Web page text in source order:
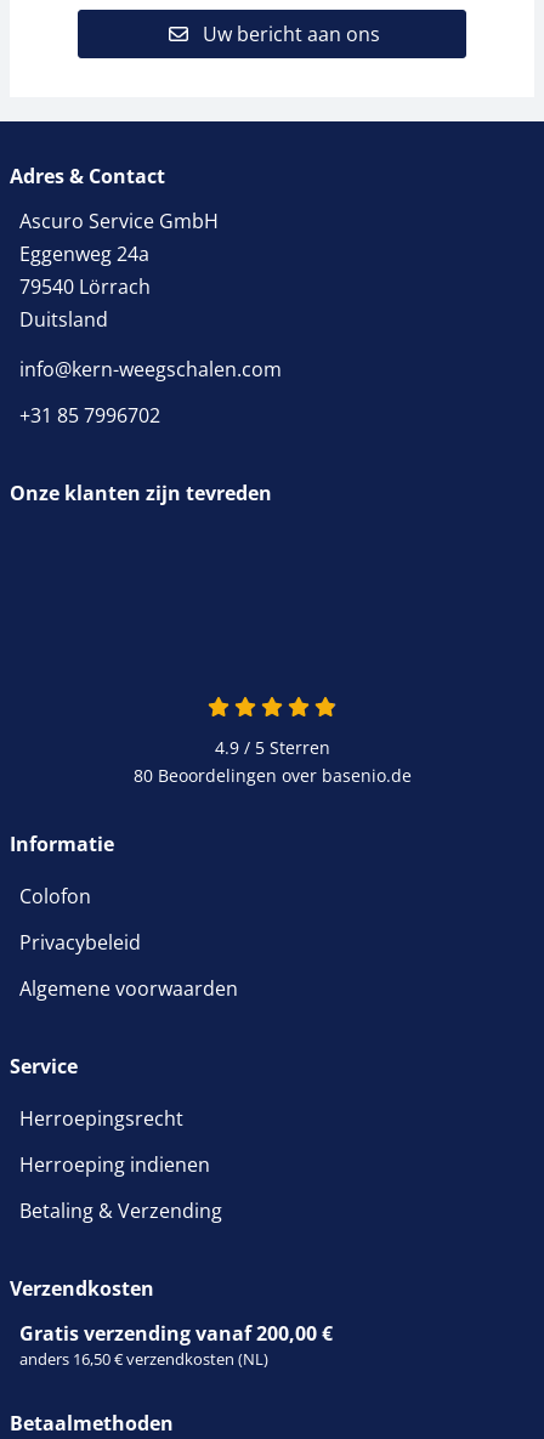
Uw bericht aan ons
Adres & Contact
Ascuro Service GmbH
Eggenweg 24a
79540 Lörrach
Duitsland
info@kern-weegschalen.com
+31 85 7996702
Onze klanten zijn tevreden
4.9 van 5
4.9 / 5Sterren
80 Beoordelingen over basenio.de
Informatie
Colofon
Privacybeleid
Algemene voorwaarden
Service
Herroepingsrecht
Herroeping indienen
Betaling & Verzending
Verzendkosten
Gratis verzending vanaf 200,00 €
anders 16,50 € verzendkosten (NL)
Betaalmethoden